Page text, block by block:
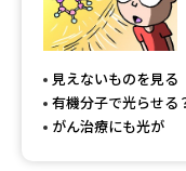
見えないものを見る
有機分子で光らせる
がん治療にも光が